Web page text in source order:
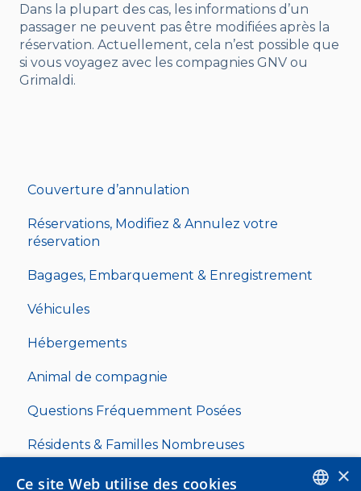
Dans la plupart des cas, les informations d’un
passager ne peuvent pas être modifiées après la
réservation. Actuellement, cela n’est possible que
si vous voyagez avec les compagnies GNV ou
Grimaldi.
Couverture d’annulation
Réservations, Modifiez & Annulez votre
réservation
Bagages, Embarquement & Enregistrement
Véhicules
Hébergements
Animal de compagnie
Questions Fréquemment Posées
Résidents & Familles Nombreuses
×
Ce site Web utilise des cookies